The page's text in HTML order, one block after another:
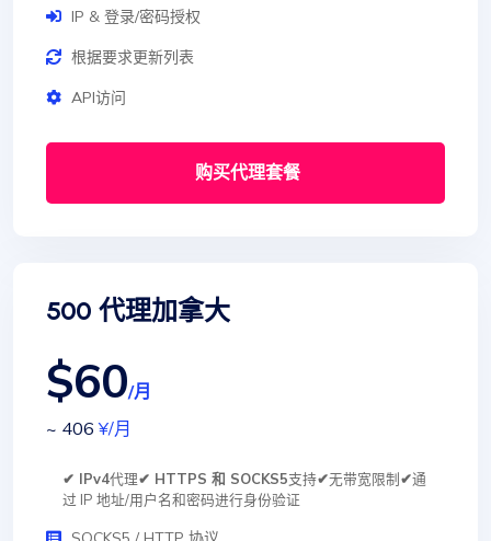
IP & 登录/密码授权
根据要求更新列表
API访问
购买代理套餐
500 代理加拿大
$60/月
~ 406¥/月
✔ IPv4代理✔ HTTPS 和 SOCKS5支持✔无带宽限制✔通
过 IP 地址/用户名和密码进行身份验证